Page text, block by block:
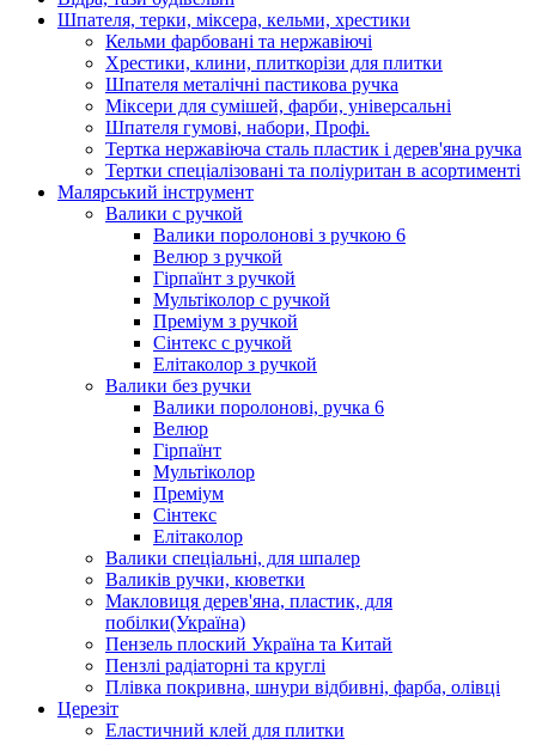
Шпателя, терки, міксера, кельми, хрестики
Кельми фарбовані та нержавіючі
Хрестики, клини, плиткорізи для плитки
Шпателя металічні пастикова ручка
Міксери для сумішей, фарби, універсальні
Шпателя гумові, набори, Профі.
Тертка нержавіюча сталь пластик і дерев'яна ручка
Тертки спеціалізовані та поліуритан в асортименті
Малярський інструмент
Валики с ручкой
Валики поролонові з ручкою 6
Велюр з ручкой
Гірпаїнт з ручкой
Мультіколор с ручкой
Преміум з ручкой
Сінтекс с ручкой
Елітаколор з ручкой
Валики без ручки
Валики поролонові, ручка 6
Велюр
Гірпаїнт
Мультіколор
Преміум
Сінтекс
Елітаколор
Валики спеціальні, для шпалер
Валиків ручки, кюветки
Макловиця дерев'яна, пластик, для
побілки(Україна)
Пензель плоский Україна та Китай
Пензлі радіаторні та круглі
Плівка покривна, шнури відбивні, фарба, олівці
Церезіт
Еластичний клей для плитки